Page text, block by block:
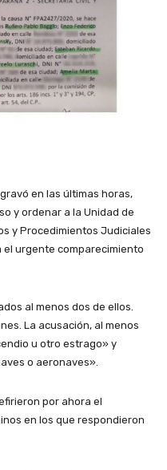
en las últimas horas,
y ordenar a la Unidad de
y Procedimientos Judiciales
el urgente comparecimiento
al menos dos de ellos.
La acusación, al menos
u otro estrago» y
o aeronaves».
por ahora el
en los que respondieron